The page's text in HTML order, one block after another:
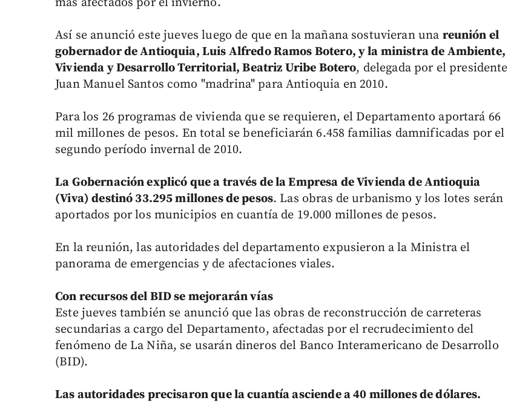
Así se anunció este jueves luego de que en la mañana sostuvieran una reunión el
gobernador de Antioquia, Luis Alfredo Ramos Botero, y la ministra de Ambiente,
Vivienda y Desarrollo Territorial, Beatriz Uribe Botero, delegada por el presidente
Juan Manuel Santos como "madrina" para Antioquia en 2010.
Para los 26 programas de vivienda que se requieren, el Departamento aportará 66
mil millones de pesos. En total se beneficiarán 6.458 familias damnificadas por el
segundo período invernal de 2010.
La Gobernación explicó que a través de la Empresa de Vivienda de Antioquia
(Viva) destinó 33.295 millones de pesos. Las obras de urbanismo y los lotes serán
aportados por los municipios en cuantía de 19.000 millones de pesos.
En la reunión, las autoridades del departamento expusieron a la Ministra el
panorama de emergencias y de afectaciones viales.
Con recursos del BID se mejorarán vías
Este jueves también se anunció que las obras de reconstrucción de carreteras
secundarias a cargo del Departamento, afectadas por el recrudecimiento del
fenómeno de La Niña, se usarán dineros del Banco Interamericano de Desarrollo
(BID).
Las autoridades precisaron que la cuantía asciende a 40 millones de dólares.